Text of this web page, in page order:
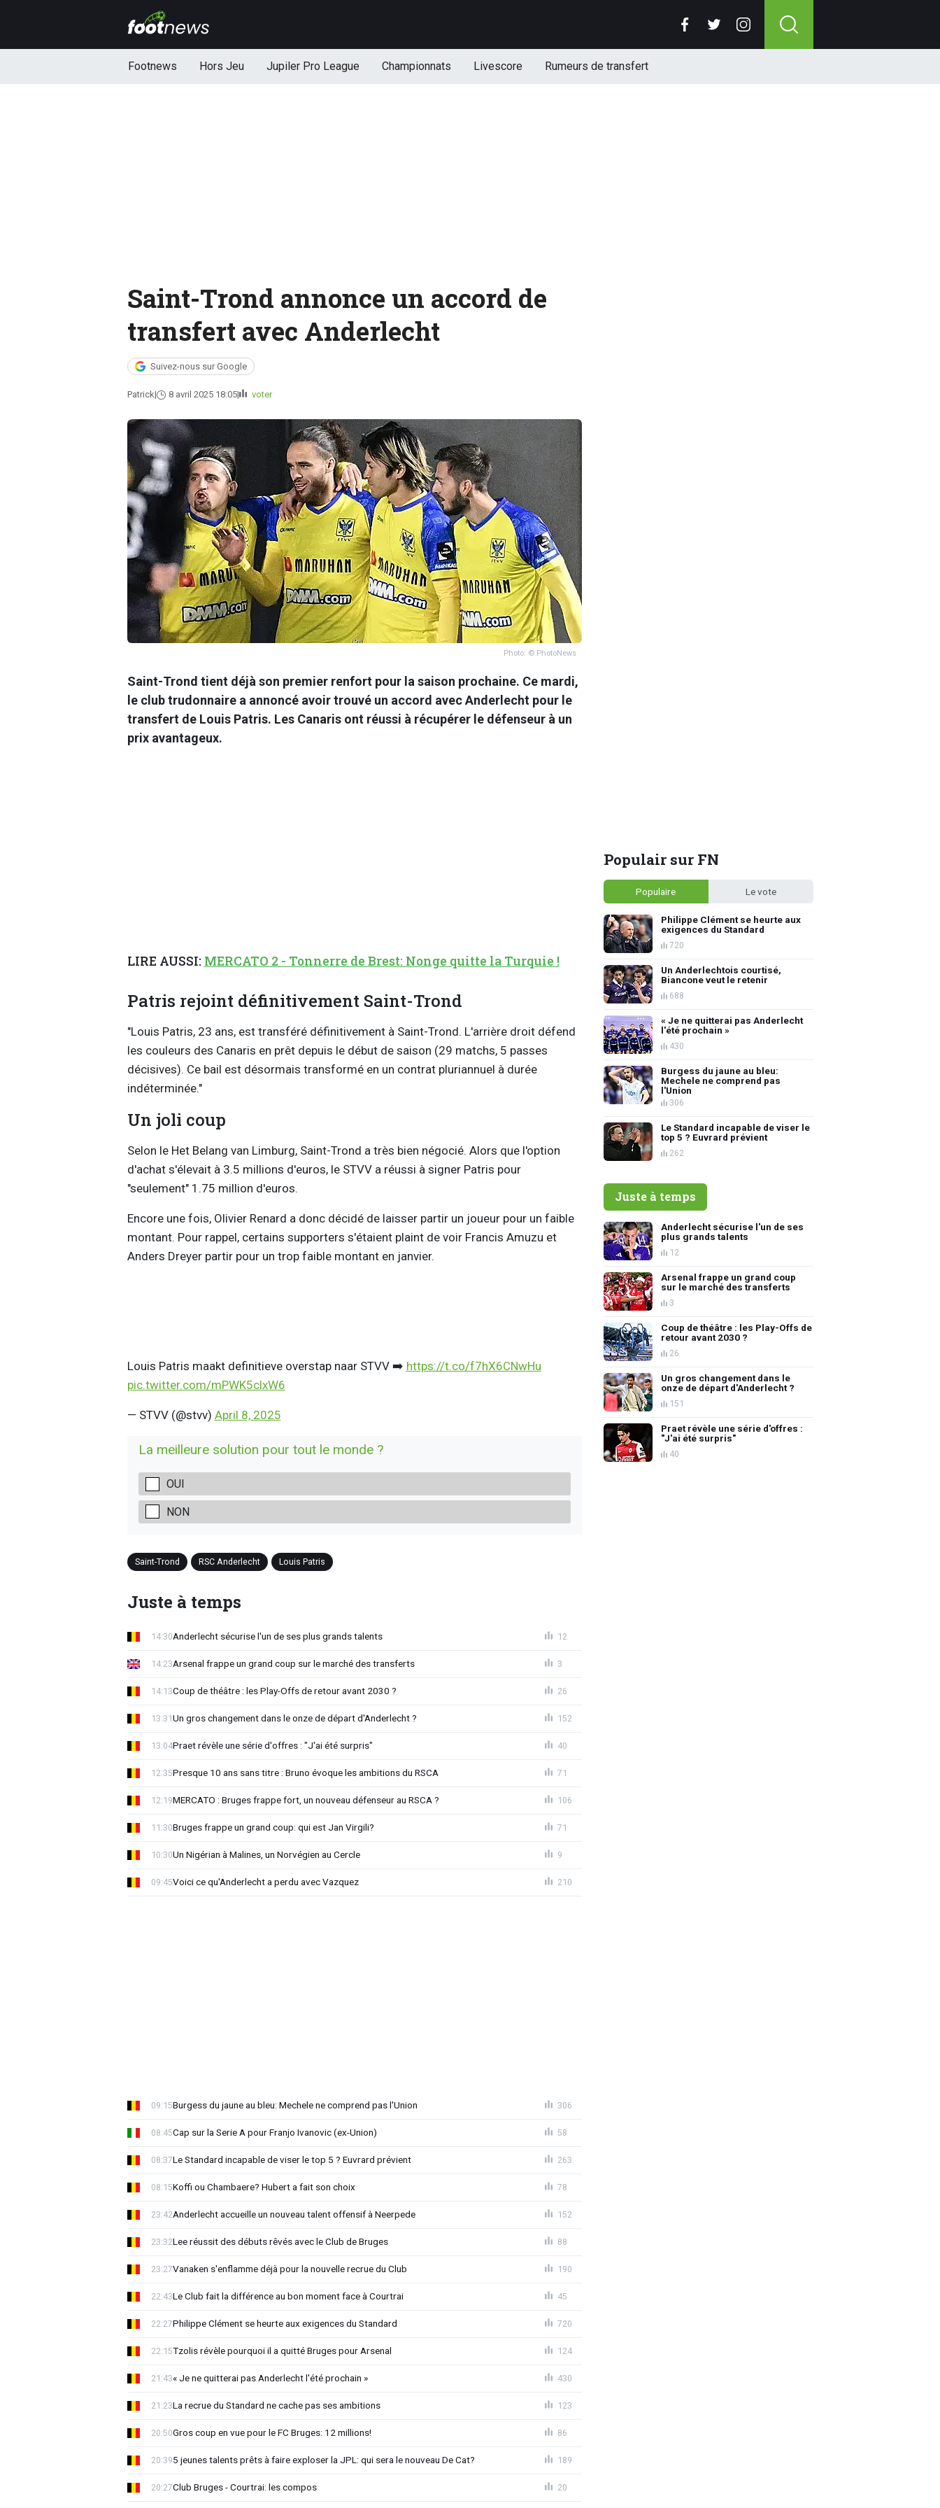
Footnews Hors Jeu Jupiler Pro League Championnats Livescore Rumeurs de transfert
Saint-Trond annonce un accord de
transfert avec Anderlecht
Suivez-nous sur Google
Patrick 8 avril 2025 18:05 voter
Photo: © PhotoNews
Saint-Trond tient déjà son premier renfort pour la saison prochaine. Ce mardi,
le club trudonnaire a annoncé avoir trouvé un accord avec Anderlecht pour le
transfert de Louis Patris. Les Canaris ont réussi à récupérer le défenseur à un
prix avantageux.
LIRE AUSSI: MERCATO 2 - Tonnerre de Brest: Nonge quitte la Turquie !
Patris rejoint définitivement Saint-Trond
"Louis Patris, 23 ans, est transféré définitivement à Saint-Trond. L'arrière droit défend
les couleurs des Canaris en prêt depuis le début de saison (29 matchs, 5 passes
décisives). Ce bail est désormais transformé en un contrat pluriannuel à durée
indéterminée."
Un joli coup
Selon le Het Belang van Limburg, Saint-Trond a très bien négocié. Alors que l'option
d'achat s'élevait à 3.5 millions d'euros, le STVV a réussi à signer Patris pour
"seulement" 1.75 million d'euros.
Encore une fois, Olivier Renard a donc décidé de laisser partir un joueur pour un faible
montant. Pour rappel, certains supporters s'étaient plaint de voir Francis Amuzu et
Anders Dreyer partir pour un trop faible montant en janvier.
Louis Patris maakt definitieve overstap naar STVV ➡️ https://t.co/f7hX6CNwHu
pic.twitter.com/mPWK5clxW6
— STVV (@stvv) April 8, 2025
La meilleure solution pour tout le monde ?
OUI
NON
Saint-Trond RSC Anderlecht Louis Patris
Juste à temps
Anderlecht sécurise l'un de ses plus grands talents
14:30 12
Arsenal frappe un grand coup sur le marché des transferts
14:23 3
Coup de théâtre : les Play-Offs de retour avant 2030 ?
14:13 26
Un gros changement dans le onze de départ d'Anderlecht ?
13:31 152
Praet révèle une série d'offres : "J'ai été surpris"
13:04 40
Presque 10 ans sans titre : Bruno évoque les ambitions du RSCA
12:35 71
MERCATO : Bruges frappe fort, un nouveau défenseur au RSCA ?
12:19 106
Bruges frappe un grand coup: qui est Jan Virgili?
11:30 71
Un Nigérian à Malines, un Norvégien au Cercle
10:30 9
Voici ce qu'Anderlecht a perdu avec Vazquez
09:45 210
Burgess du jaune au bleu: Mechele ne comprend pas l'Union
09:15 306
Cap sur la Serie A pour Franjo Ivanovic (ex-Union)
08:45 58
Le Standard incapable de viser le top 5 ? Euvrard prévient
08:37 263
Koffi ou Chambaere? Hubert a fait son choix
08:15 78
Anderlecht accueille un nouveau talent offensif à Neerpede
23:42 152
Lee réussit des débuts rêvés avec le Club de Bruges
23:32 88
Vanaken s'enflamme déjà pour la nouvelle recrue du Club
23:27 190
Le Club fait la différence au bon moment face à Courtrai
22:43 45
Philippe Clément se heurte aux exigences du Standard
22:27 720
Tzolis révèle pourquoi il a quitté Bruges pour Arsenal
22:15 124
« Je ne quitterai pas Anderlecht l'été prochain »
21:43 430
La recrue du Standard ne cache pas ses ambitions
21:23 123
Gros coup en vue pour le FC Bruges: 12 millions!
20:50 86
5 jeunes talents prêts à faire exploser la JPL: qui sera le nouveau De Cat?
20:39 189
Club Bruges - Courtrai: les compos
20:27 20
Populair sur FN
Populaire Le vote
Philippe Clément se heurte aux
exigences du Standard
720
Un Anderlechtois courtisé,
Biancone veut le retenir
688
« Je ne quitterai pas Anderlecht
l'été prochain »
430
Burgess du jaune au bleu:
Mechele ne comprend pas
l'Union
306
Le Standard incapable de viser le
top 5 ? Euvrard prévient
262
Juste à temps
Anderlecht sécurise l'un de ses
plus grands talents
12
Arsenal frappe un grand coup
sur le marché des transferts
3
Coup de théâtre : les Play-Offs de
retour avant 2030 ?
26
Un gros changement dans le
onze de départ d'Anderlecht ?
151
Praet révèle une série d'offres :
"J'ai été surpris"
40